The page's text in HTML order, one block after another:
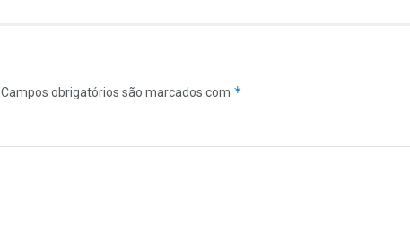
Campos obrigatórios são marcados com *